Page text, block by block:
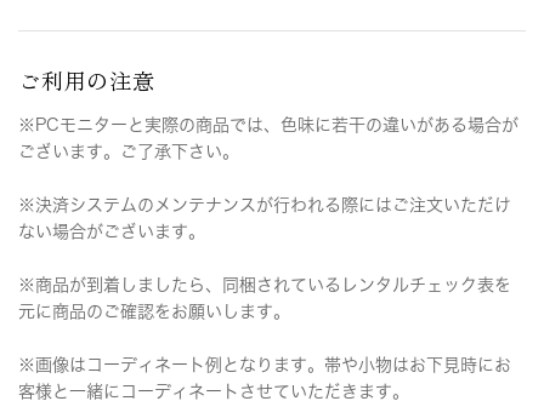
ご利用の注意
※PCモニターと実際の商品では、色味に若干の違いがある場合が
ございます。ご了承下さい。
※決済システムのメンテナンスが行われる際にはご注文いただけ
ない場合がございます。
※商品が到着しましたら、同梱されているレンタルチェック表を
元に商品のご確認をお願いします。
※画像はコーディネート例となります。帯や小物はお下見時にお
客様と一緒にコーディネートさせていただきます。